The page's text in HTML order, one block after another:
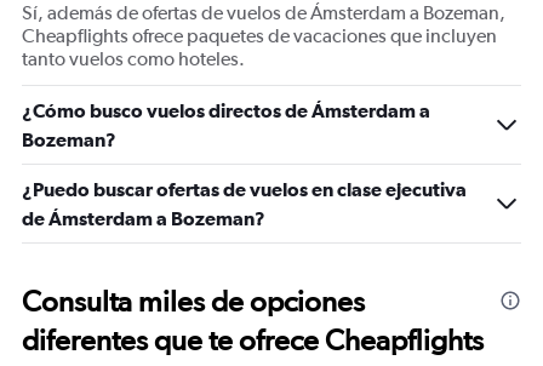
Sí, además de ofertas de vuelos de Ámsterdam a Bozeman,
Cheapflights ofrece paquetes de vacaciones que incluyen
tanto vuelos como hoteles.
¿Cómo busco vuelos directos de Ámsterdam a
Bozeman?
¿Puedo buscar ofertas de vuelos en clase ejecutiva
de Ámsterdam a Bozeman?
Consulta miles de opciones
diferentes que te ofrece Cheapflights